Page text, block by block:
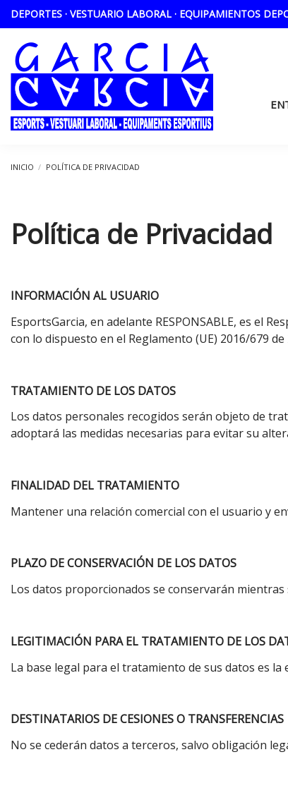
DEPORTES · VESTUARIO LABORAL · EQUIPAMIENTOS
INICIO POLÍTICA DE PRIVACIDAD
Política de Privacidad
INFORMACIÓN AL USUARIO
EsportsGarcia, en adelante RESPONSABLE, es el
con lo dispuesto en el Reglamento (UE) 2016/679
TRATAMIENTO DE LOS DATOS
Los datos personales recogidos serán objeto de
adoptará las medidas necesarias para evitar su
FINALIDAD DEL TRATAMIENTO
Mantener una relación comercial con el usuario y
PLAZO DE CONSERVACIÓN DE LOS DATOS
Los datos proporcionados se conservarán
LEGITIMACIÓN PARA EL TRATAMIENTO DE LOS
La base legal para el tratamiento de sus datos es
DESTINATARIOS DE CESIONES O TRANSFERENCIAS
No se cederán datos a terceros, salvo obligación